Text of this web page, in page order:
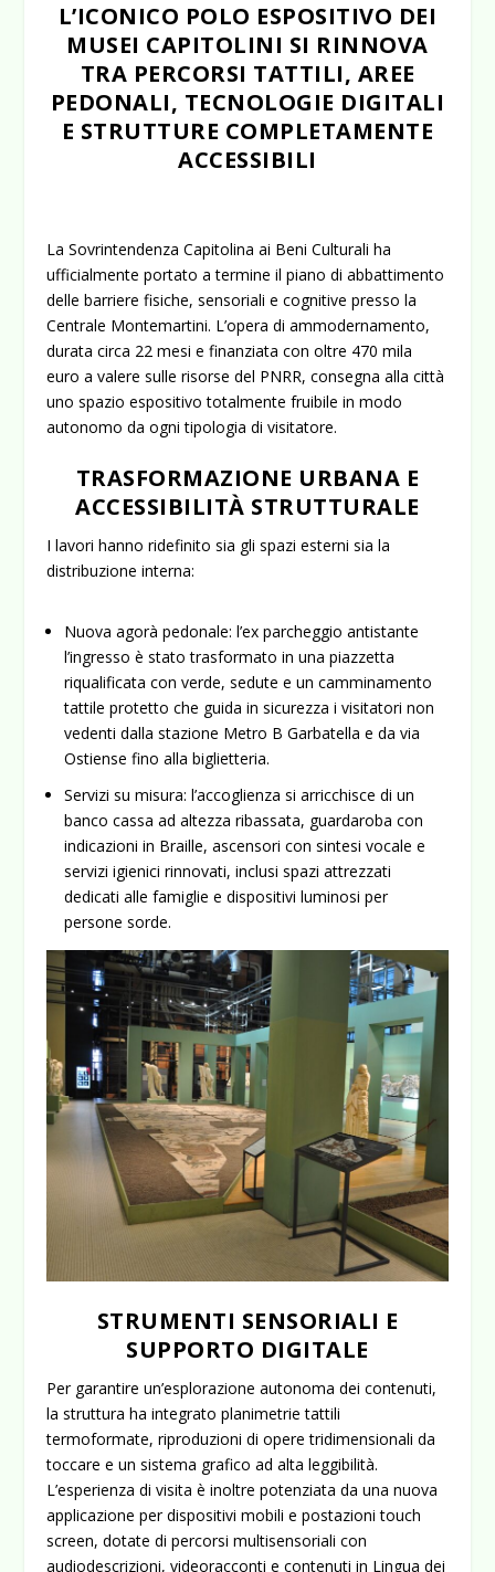
L’ICONICO POLO ESPOSITIVO DEI
MUSEI CAPITOLINI SI RINNOVA
TRA PERCORSI TATTILI, AREE
PEDONALI, TECNOLOGIE DIGITALI
E STRUTTURE COMPLETAMENTE
ACCESSIBILI
La Sovrintendenza Capitolina ai Beni Culturali ha
ufficialmente portato a termine il piano di abbattimento
delle barriere fisiche, sensoriali e cognitive presso la
Centrale Montemartini. L’opera di ammodernamento,
durata circa 22 mesi e finanziata con oltre 470 mila
euro a valere sulle risorse del PNRR, consegna alla città
uno spazio espositivo totalmente fruibile in modo
autonomo da ogni tipologia di visitatore.
TRASFORMAZIONE URBANA E
ACCESSIBILITÀ STRUTTURALE
I lavori hanno ridefinito sia gli spazi esterni sia la
distribuzione interna:
Nuova agorà pedonale: l’ex parcheggio antistante
l’ingresso è stato trasformato in una piazzetta
riqualificata con verde, sedute e un camminamento
tattile protetto che guida in sicurezza i visitatori non
vedenti dalla stazione Metro B Garbatella e da via
Ostiense fino alla biglietteria.
Servizi su misura: l’accoglienza si arricchisce di un
banco cassa ad altezza ribassata, guardaroba con
indicazioni in Braille, ascensori con sintesi vocale e
servizi igienici rinnovati, inclusi spazi attrezzati
dedicati alle famiglie e dispositivi luminosi per
persone sorde.
STRUMENTI SENSORIALI E
SUPPORTO DIGITALE
Per garantire un’esplorazione autonoma dei contenuti,
la struttura ha integrato planimetrie tattili
termoformate, riproduzioni di opere tridimensionali da
toccare e un sistema grafico ad alta leggibilità.
L’esperienza di visita è inoltre potenziata da una nuova
applicazione per dispositivi mobili e postazioni touch
screen, dotate di percorsi multisensoriali con
audiodescrizioni, videoracconti e contenuti in Lingua dei